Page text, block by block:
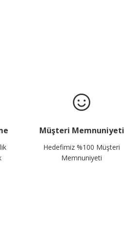
Müşteri Memnuniyeti
Hedefimiz %100 Müşteri
Memnuniyeti